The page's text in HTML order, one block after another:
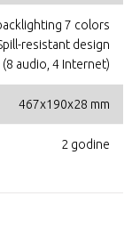
7 colors
resistant design
audio, 4 Internet)
467x190x28 mm
2 godine